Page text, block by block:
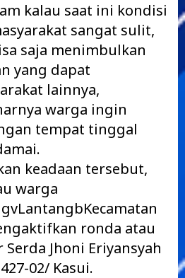
kalau saat ini kondisi
sangat sulit,
saja menimbulkan
yang dapat
lainnya,
warga ingin
tempat tinggal
keadaan tersebut,
warga
ronda atau
Jhoni Eriyansyah
02/ Kasui.